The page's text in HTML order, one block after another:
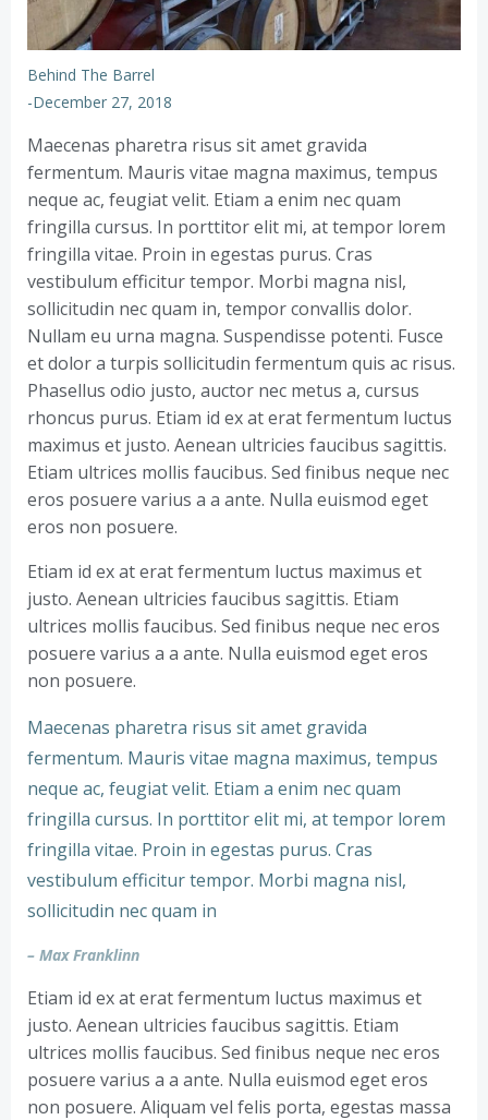
Behind The Barrel
-December 27, 2018
Maecenas pharetra risus sit amet gravida
fermentum. Mauris vitae magna maximus, tempus
neque ac, feugiat velit. Etiam a enim nec quam
fringilla cursus. In porttitor elit mi, at tempor lorem
fringilla vitae. Proin in egestas purus. Cras
vestibulum efficitur tempor. Morbi magna nisl,
sollicitudin nec quam in, tempor convallis dolor.
Nullam eu urna magna. Suspendisse potenti. Fusce
et dolor a turpis sollicitudin fermentum quis ac risus.
Phasellus odio justo, auctor nec metus a, cursus
rhoncus purus. Etiam id ex at erat fermentum luctus
maximus et justo. Aenean ultricies faucibus sagittis.
Etiam ultrices mollis faucibus. Sed finibus neque nec
eros posuere varius a a ante. Nulla euismod eget
eros non posuere.
Etiam id ex at erat fermentum luctus maximus et
justo. Aenean ultricies faucibus sagittis. Etiam
ultrices mollis faucibus. Sed finibus neque nec eros
posuere varius a a ante. Nulla euismod eget eros
non posuere.
Maecenas pharetra risus sit amet gravida
fermentum. Mauris vitae magna maximus, tempus
neque ac, feugiat velit. Etiam a enim nec quam
fringilla cursus. In porttitor elit mi, at tempor lorem
fringilla vitae. Proin in egestas purus. Cras
vestibulum efficitur tempor. Morbi magna nisl,
sollicitudin nec quam in
– Max Franklinn
Etiam id ex at erat fermentum luctus maximus et
justo. Aenean ultricies faucibus sagittis. Etiam
ultrices mollis faucibus. Sed finibus neque nec eros
posuere varius a a ante. Nulla euismod eget eros
non posuere. Aliquam vel felis porta, egestas massa